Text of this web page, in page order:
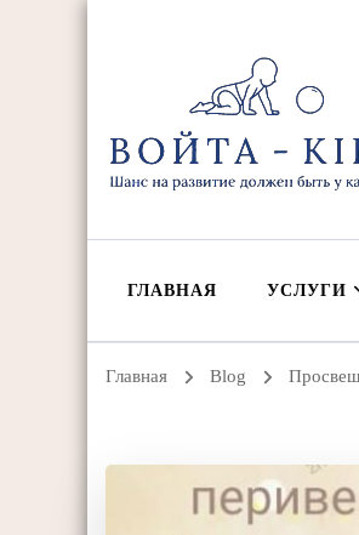
ВОЙТА-
ГЛАВНАЯ УСЛУГИ
Главная Blog